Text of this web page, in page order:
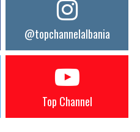
@topchannelalbania
Top Channel